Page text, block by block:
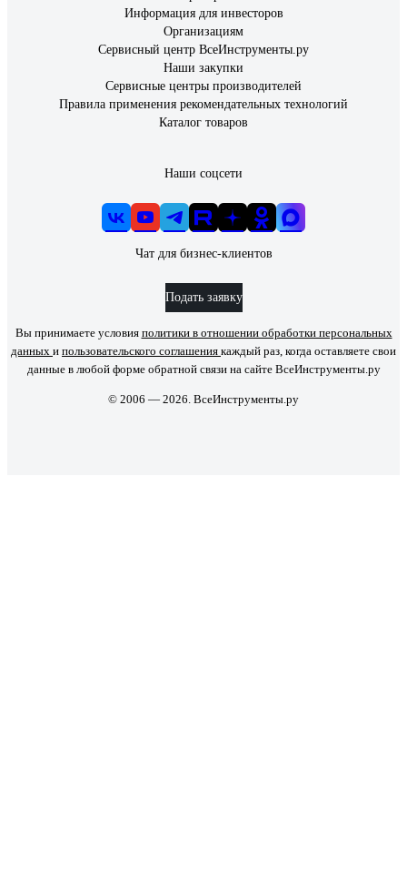
Информация для инвесторов
Организациям
Сервисный центр ВсеИнструменты.ру
Наши закупки
Сервисные центры производителей
Правила применения рекомендательных технологий
Каталог товаров
Наши соцсети
Чат для бизнес-клиентов
Подать заявку
Вы принимаете условия политики в отношении обработки персональных
данных и пользовательского соглашения каждый раз, когда оставляете свои
данные в любой форме обратной связи на сайте ВсеИнструменты.ру
© 2006 — 2026. ВсеИнструменты.ру